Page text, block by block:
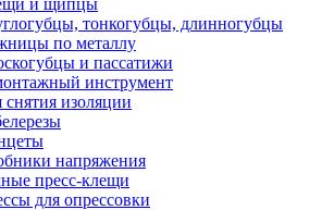
и щипцы
тонкогубцы, длинногубцы
по металлу
и пассатижи
инструмент
снятия изоляции
напряжения
пресс-клещи
для опрессовки